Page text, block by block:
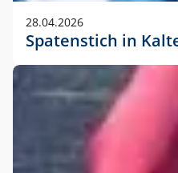
28.04.2026
Spatenstich in